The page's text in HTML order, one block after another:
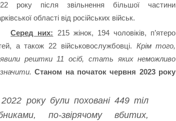
року після звільнення більшої частини
області від російських військ.
Серед них: 215 жінок, 194 чоловіків, п’ятеро
а також 22 військовослужбовці. Крім того,
рештки 11 осіб, стать яких неможливо
Станом на початок червня 2023 року
року були поховані 449 тіл
по-звірячому вбитих,